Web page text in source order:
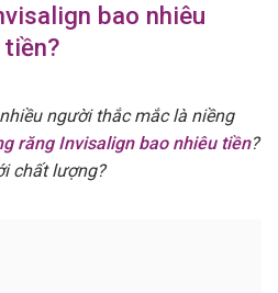
bao nhiêu
tiền?
người thắc mắc là niềng
răng Invisalign bao nhiêu tiền?
chất lượng?